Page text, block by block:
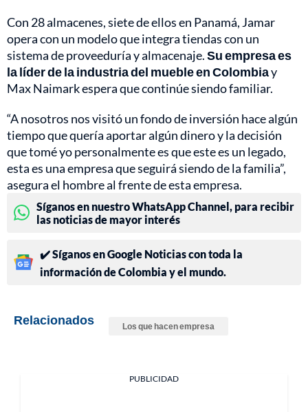
Con 28 almacenes, siete de ellos en Panamá, Jamar
opera con un modelo que integra tiendas con un
sistema de proveeduría y almacenaje.Su empresa es
la líder de la industria del mueble en Colombiay
Max Naimark espera que continúe siendo familiar.
“A nosotros nos visitó un fondo de inversión hace algún
tiempo que quería aportar algún dinero y la decisión
que tomé yo personalmente es que este es un legado,
esta es una empresa que seguirá siendo de la familia”,
asegura el hombre al frente de esta empresa.
Síganos en nuestro WhatsApp Channel, para recibir
las noticias de mayor interés
✔️ Síganos en Google Noticias con toda la
información de Colombia y el mundo.
Relacionados Los que hacen empresa
PUBLICIDAD